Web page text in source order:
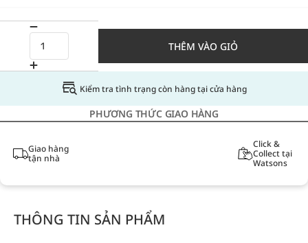
THÊM VÀO GIỎ
Kiểm tra tình trạng còn hàng tại cửa hàng
PHƯƠNG THỨC GIAO HÀNG
Giao hàng
tận nhà
Click &
Collect tại
Watsons
THÔNG TIN SẢN PHẨM